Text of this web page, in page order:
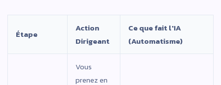
Étape
Action
Dirigeant
Ce que fait l'IA
(Automatisme)
Vous
prenez en